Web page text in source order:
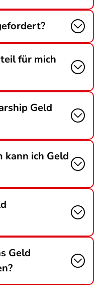
für mich
Geld
kann ich Geld
Geld